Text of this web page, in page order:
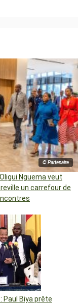
© Partenaire
Nguema veut
un carrefour de
Paul Biya prête